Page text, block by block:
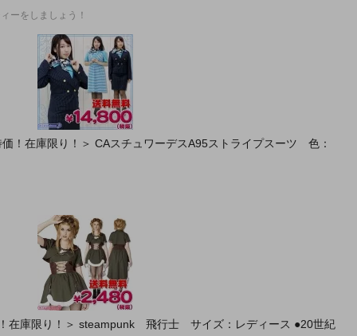
ーをしましょう！
！在庫限り！＞ CAスチュワーデスA95ストライプスーツ 色：
在庫限り！＞ steampunk 飛行士 サイズ：レディース ●20世紀